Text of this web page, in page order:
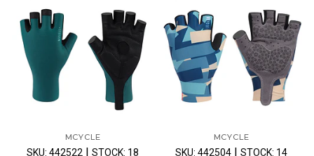
MCYCLE
SKU: 442522 STOCK: 18
MCYCLE
SKU: 442504 STOCK: 14